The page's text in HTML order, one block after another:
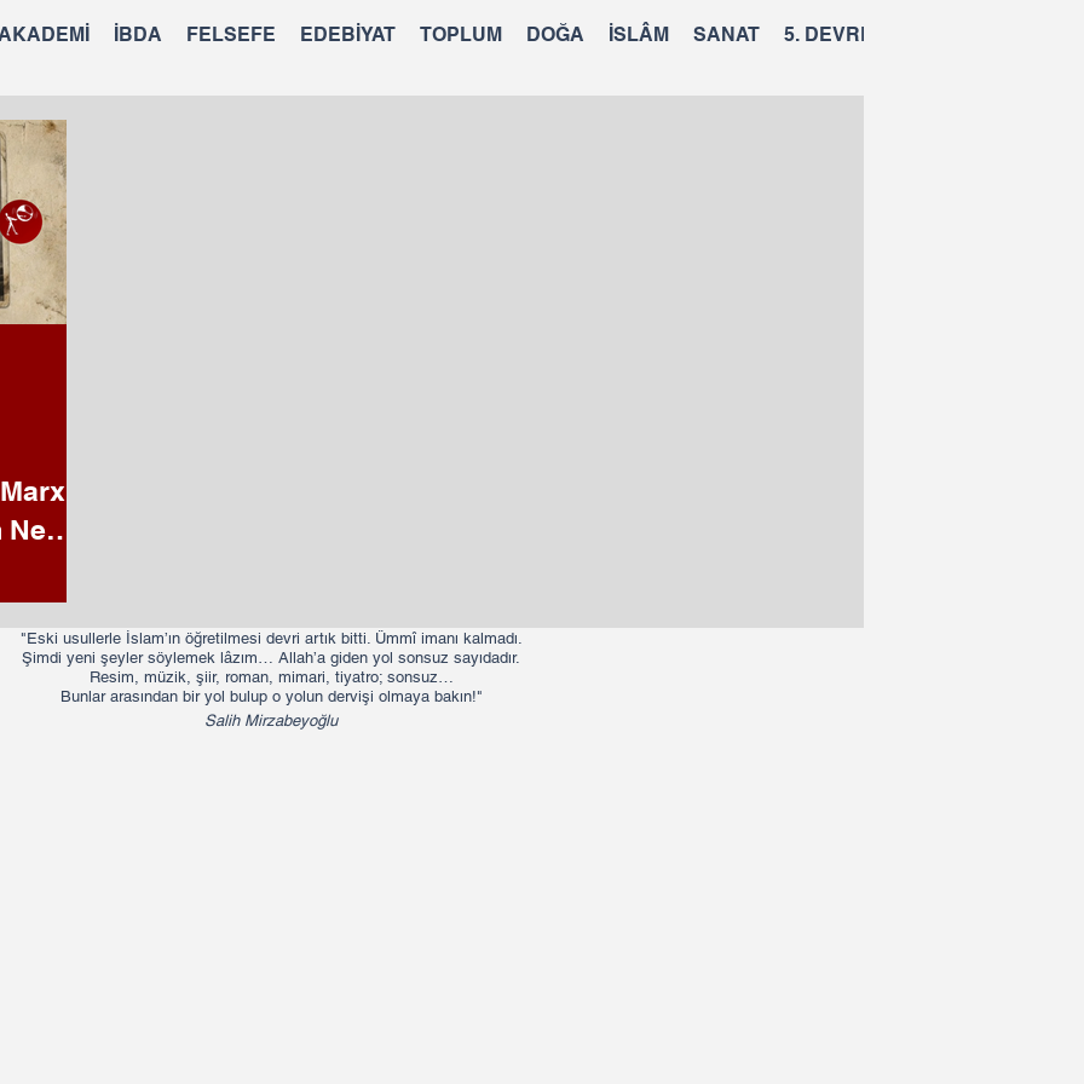
İBDA FELSEFE EDEBİYAT TOPLUM DOĞA İSLÂM SANAT 5. DEVRE
Ne
"Eski usullerle İslam’ın öğretilmesi devri artık bitti. Ümmî imanı kalmadı.
Şimdi yeni şeyler söylemek lâzım… Allah’a giden yol sonsuz sayıdadır.
Resim, müzik, şiir, roman, mimari, tiyatro; sonsuz…
Bunlar arasından bir yol bulup o yolun dervişi olmaya bakın!"​​
Salih Mirzabeyoğlu